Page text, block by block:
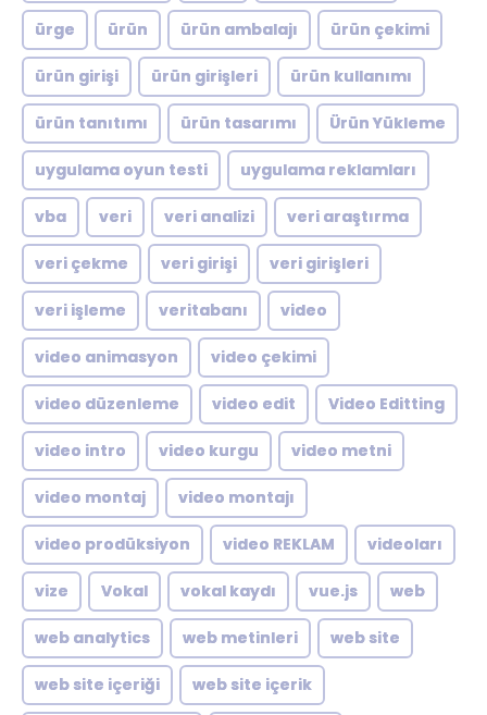
ürge ürün ürün ambalajı ürün çekimi
ürün girişi ürün girişleri ürün kullanımı
ürün tanıtımı ürün tasarımı Ürün Yükleme
uygulama oyun testi uygulama reklamları
vba veri veri analizi veri araştırma
veri çekme veri girişi veri girişleri
veri işleme veritabanı video
video animasyon video çekimi
video düzenleme video edit Video Editting
video intro video kurgu video metni
video montaj video montajı
video prodüksiyon video REKLAM videoları
vize Vokal vokal kaydı vue.js web
web analytics web metinleri web site
web site içeriği web site içerik